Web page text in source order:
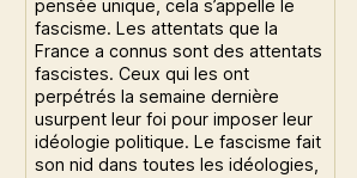
pensée unique, cela s’appelle le
fascisme. Les attentats que la
France a connus sont des attentats
fascistes. Ceux qui les ont
perpétrés la semaine dernière
usurpent leur foi pour imposer leur
idéologie politique. Le fascisme fait
son nid dans toutes les idéologies,